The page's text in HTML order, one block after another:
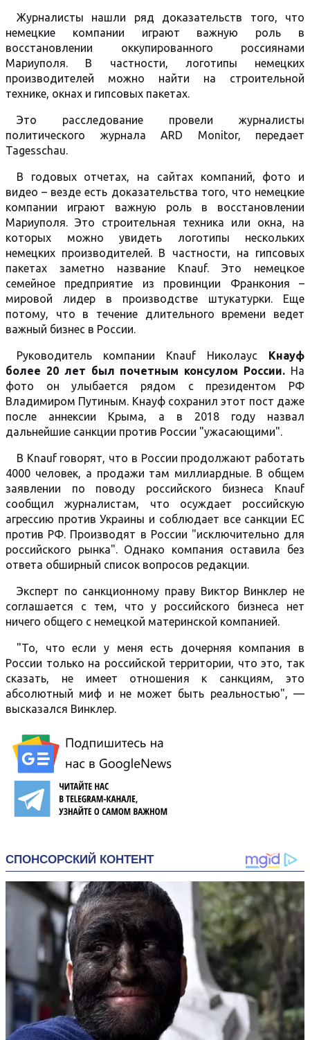
Журналисты нашли ряд доказательств того, что
немецкие компании играют важную роль в
восстановлении оккупированного россиянами
Мариуполя. В частности, логотипы немецких
производителей можно найти на строительной
технике, окнах и гипсовых пакетах.
Это расследование провели журналисты
политического журнала ARD Monitor, передает
Tagesschau.
В годовых отчетах, на сайтах компаний, фото и
видео – везде есть доказательства того, что немецкие
компании играют важную роль в восстановлении
Мариуполя. Это строительная техника или окна, на
которых можно увидеть логотипы нескольких
немецких производителей. В частности, на гипсовых
пакетах заметно название Knauf. Это немецкое
семейное предприятие из провинции Франкония –
мировой лидер в производстве штукатурки. Еще
потому, что в течение длительного времени ведет
важный бизнес в России.
Руководитель компании Knauf Николаус Кнауф
более 20 лет был почетным консулом России. На
фото он улыбается рядом с президентом РФ
Владимиром Путиным. Кнауф сохранил этот пост даже
после аннексии Крыма, а в 2018 году назвал
дальнейшие санкции против России "ужасающими".
В Knauf говорят, что в России продолжают работать
4000 человек, а продажи там миллиардные. В общем
заявлении по поводу российского бизнеса Knauf
сообщил журналистам, что осуждает российскую
агрессию против Украины и соблюдает все санкции ЕС
против РФ. Производят в России "исключительно для
российского рынка". Однако компания оставила без
ответа обширный список вопросов редакции.
Эксперт по санкционному праву Виктор Винклер не
соглашается с тем, что у российского бизнеса нет
ничего общего с немецкой материнской компанией.
"То, что если у меня есть дочерняя компания в
России только на российской территории, что это, так
сказать, не имеет отношения к санкциям, это
абсолютный миф и не может быть реальностью", —
высказался Винклер.